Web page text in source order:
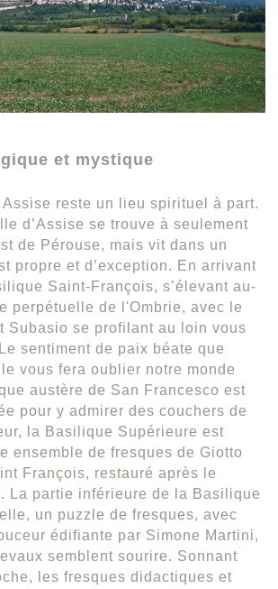
et mystique
reste un lieu spirituel à part.
d’Assise se trouve à seulement
de Pérouse, mais vit dans un
propre et d’exception. En arrivant
Saint-François, s’élevant au-
perpétuelle de l'Ombrie, avec le
Subasio se profilant au loin vous
sentiment de paix béate que
vous fera oublier notre monde
austère de San Francesco est
pour y admirer des couchers de
la Basilique Supérieure est
ensemble de fresques de Giotto
François, restauré après le
La partie inférieure de la Basilique
un puzzle de fresques, avec
édifiante par Simone Martini,
semblent sourire. Sonnant
les fresques didactiques et